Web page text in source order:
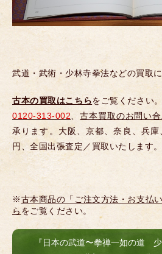
武道・武術・少林寺拳法などの買取
古本の買取はこちらをご覧ください
0120-313-002 、古本買取のお問い
承ります。大阪、京都、奈良、兵
円、全国出張査定／買取いたします。
※古本商品の「ご注文方法・お支払
ら をご覧ください。
『日本の武道〜拳禅一如の道